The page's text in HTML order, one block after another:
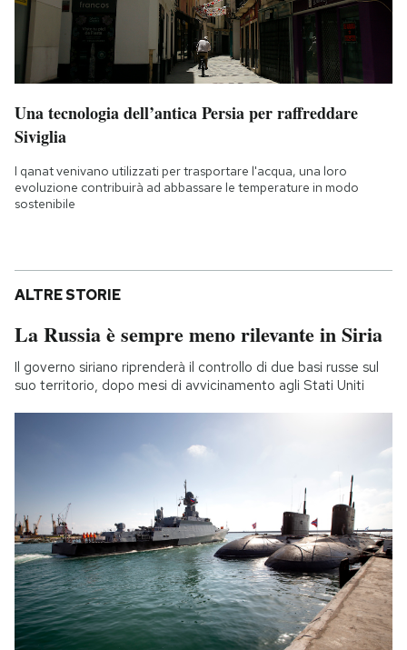
Una tecnologia dell’antica Persia per raffreddare
Siviglia
I qanat venivano utilizzati per trasportare l'acqua, una loro
evoluzione contribuirà ad abbassare le temperature in modo
sostenibile
ALTRE STORIE
La Russia è sempre meno rilevante in Siria
Il governo siriano riprenderà il controllo di due basi russe sul
suo territorio, dopo mesi di avvicinamento agli Stati Uniti